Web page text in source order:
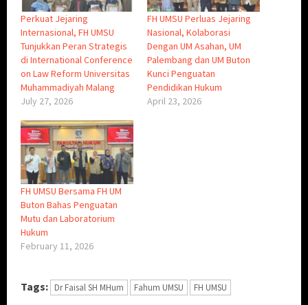
Perkuat Jejaring
Internasional, FH UMSU
Tunjukkan Peran Strategis
di International Conference
on Law Reform Universitas
Muhammadiyah Malang
July 27, 2026
FH UMSU Perluas Jejaring
Nasional, Kolaborasi
Dengan UM Asahan, UM
Palembang dan UM Buton
Kunci Penguatan
Pendidikan Hukum
April 23, 2026
FH UMSU Bersama FH UM
Buton Bahas Penguatan
Mutu dan Laboratorium
Hukum
February 11, 2026
Tags: Dr Faisal SH MHum Fahum UMSU FH UMSU